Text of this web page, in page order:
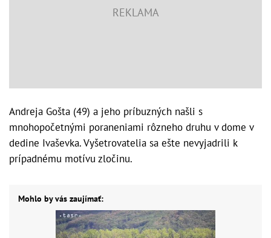
Andreja Gošta (49) a jeho príbuzných našli s
mnohopočetnými poraneniami rôzneho druhu v dome v
dedine Ivaševka. Vyšetrovatelia sa ešte nevyjadrili k
prípadnému motívu zločinu.
Mohlo by vás zaujímať: